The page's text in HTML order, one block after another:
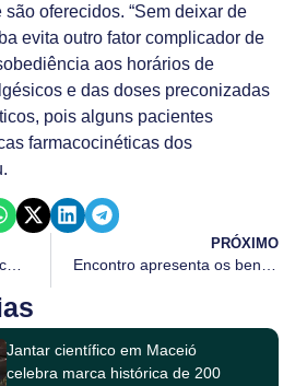
oferecidos. “Sem deixar de
evita outro fator complicador de
aos horários de
e das doses preconizadas
pois alguns pacientes
farmacocinéticas dos
Novas tecnologias e técnicas em cirurgia da coluna cervical são apresentadas a especialistas
PRÓXIMO
Encontro apresenta os benefícios da Neuroestimulação – DTM no tratamento da dor crônica
Jantar científico em Maceió
celebra marca histórica de 200